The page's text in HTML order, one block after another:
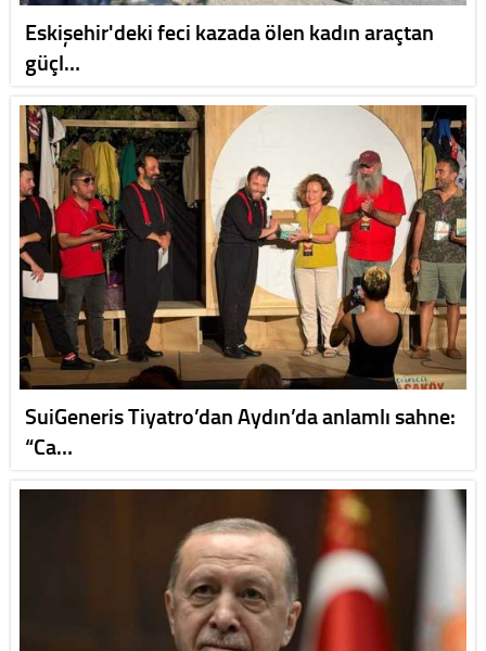
Eskişehir'deki feci kazada ölen kadın araçtan
güçl…
SuiGeneris Tiyatro’dan Aydın’da anlamlı sahne:
“Ca…